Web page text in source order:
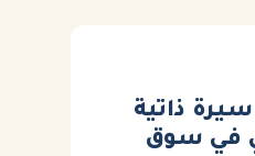
ذاتية
في سوق